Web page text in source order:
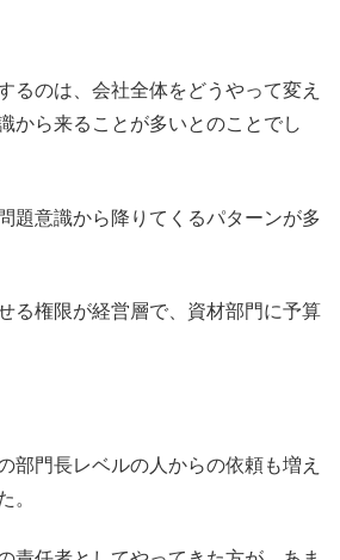
るのは、会社全体をどうやって変え
から来ることが多いとのことでし
題意識から降りてくるパターンが多
る権限が経営層で、資材部門に予算
部門長レベルの人からの依頼も増え
。